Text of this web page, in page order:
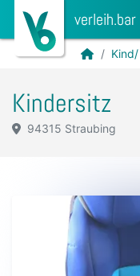
verleih.bar
Kindersitz
94315 Straubing